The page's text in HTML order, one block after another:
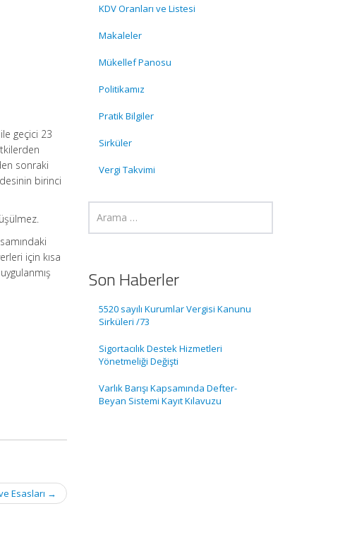
geçici 23
sonraki
birinci
için kısa
Esasları →
KDV Oranları ve Listesi
Makaleler
Mükellef Panosu
Politikamız
Pratik Bilgiler
Sirküler
Vergi Takvimi
Son Haberler
5520 sayılı Kurumlar Vergisi Kanunu
Sirküleri /73
Sigortacılık Destek Hizmetleri
Yönetmeliği Değişti
Varlık Barışı Kapsamında Defter-
Beyan Sistemi Kayıt Kılavuzu